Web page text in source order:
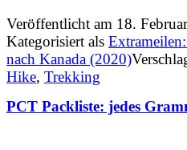
Veröffentlicht am 18.
Kategorisiert als
nach Kanada (2020)
Hike, Trekking
PCT Packliste: jedes